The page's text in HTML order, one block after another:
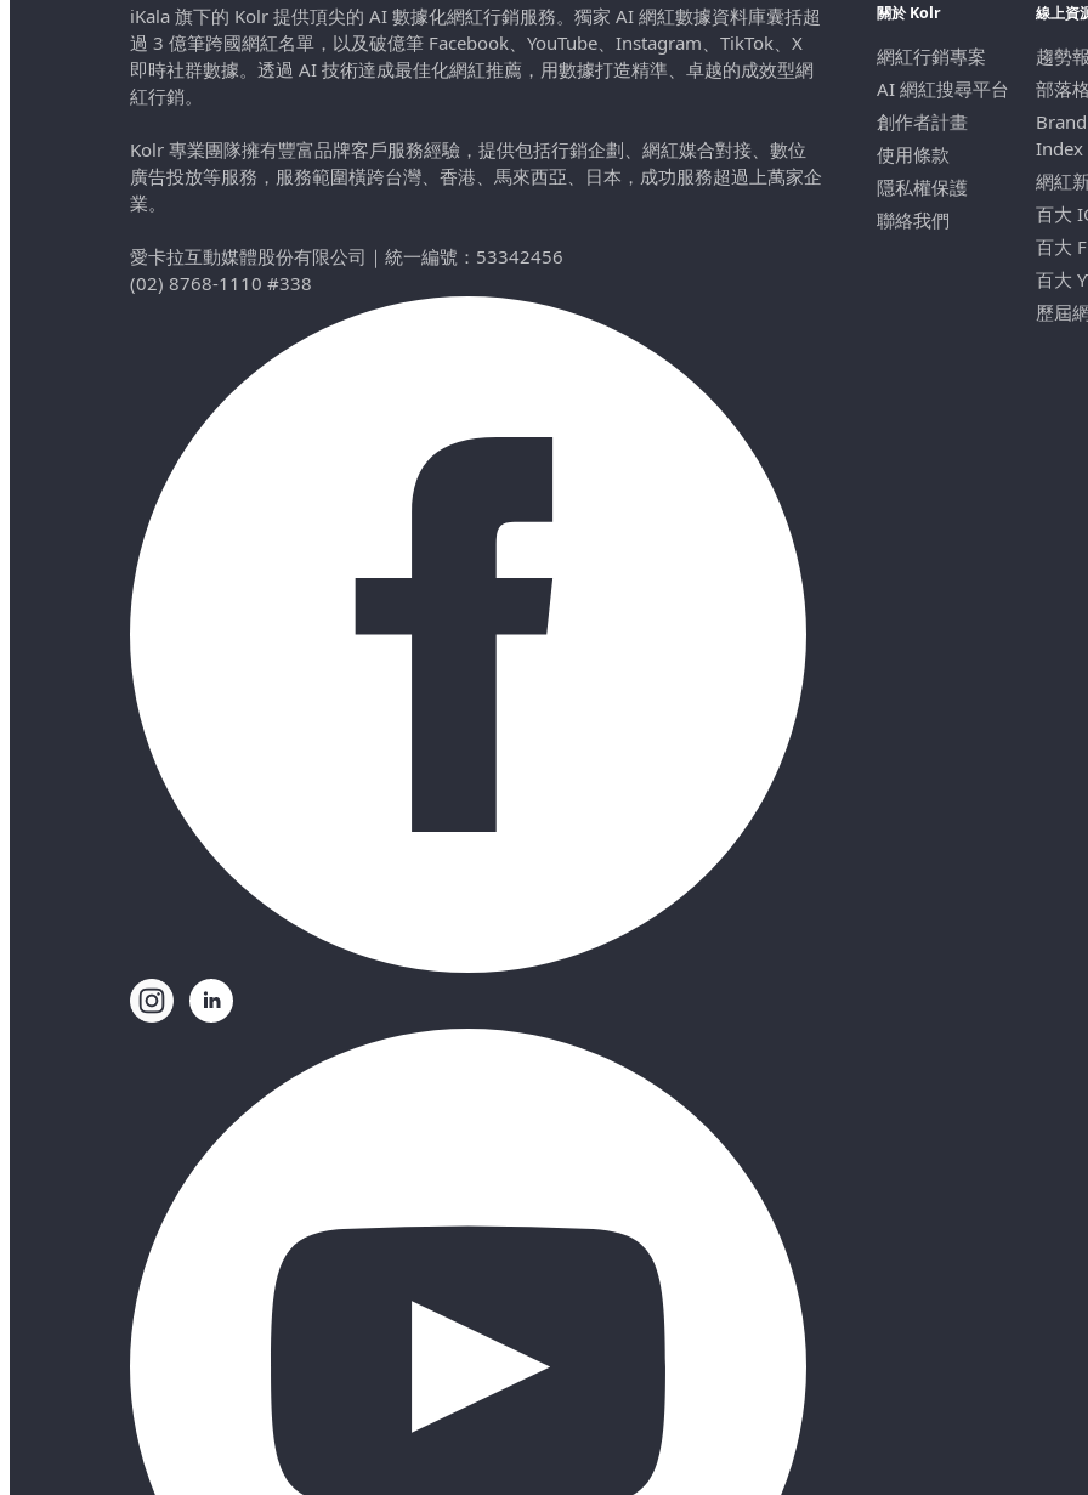
iKala 旗下的 Kolr 提供頂尖的 AI 數據化網紅行銷服務。獨家 AI 網紅數據資料庫囊括超
過 3 億筆跨國網紅名單，以及破億筆 Facebook、YouTube、Instagram、TikTok、X
即時社群數據。透過 AI 技術達成最佳化網紅推薦，用數據打造精準、卓越的成效型網
紅行銷。
Kolr 專業團隊擁有豐富品牌客戶服務經驗，提供包括行銷企劃、網紅媒合對接、數位
廣告投放等服務，服務範圍橫跨台灣、香港、馬來西亞、日本，成功服務超過上萬家企
業。
愛卡拉互動媒體股份有限公司 ｜ 統一編號：53342456
(02) 8768-1110 #338
關於 Kolr
網紅行銷專案
AI 網紅搜尋平台
創作者計畫
使用條款
隱私權保護
聯絡我們
線上資
趨勢
部落格
Index
網紅
百大
百大
百大
歷屆